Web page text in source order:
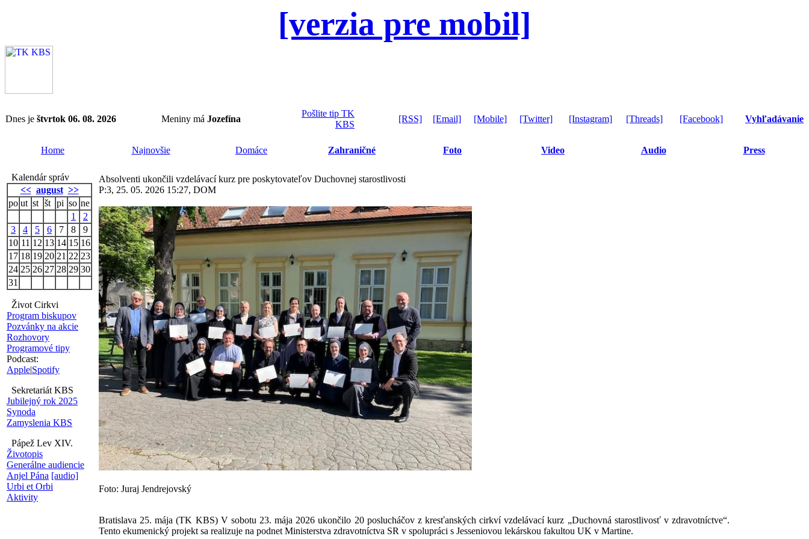
[verzia pre mobil]
Dnes je štvrtok 06. 08. 2026 Meniny má Jozefína
Pošlite tip TK
KBS
[RSS] [Email] [Mobile] [Twitter] [Instagram] [Threads] [Facebook] Vyhľadávanie
Home Najnovšie Domáce Zahraničné Foto Video Audio Press
Kalendár správ
<< august >>
po ut st št pi so ne
1
2
3
4 5 6 7 8
9
10 11 12 13 14 15 16
17 18 19 20 21 22 23
24 25 26 27 28 29 30
31
Život Cirkvi
Program biskupov
Pozvánky na akcie
Rozhovory
Programové tipy
Podcast:
Apple|Spotify
Sekretariát KBS
Jubilejný rok 2025
Synoda
Zamyslenia KBS
Pápež Lev XIV.
Životopis
Generálne audiencie
Anjel Pána [audio]
Urbi et Orbi
Aktivity
Absolventi ukončili vzdelávací kurz pre poskytovateľov Duchovnej starostlivosti
P:3, 25. 05. 2026 15:27, DOM
Foto: Juraj Jendrejovský
Bratislava 25. mája (TK KBS) V sobotu 23. mája 2026 ukončilo 20 poslucháčov z kresťanských cirkví vzdelávací kurz „Duchovná starostlivosť v zdravotníctve“.
Tento ekumenický projekt sa realizuje na podnet Ministerstva zdravotníctva SR v spolupráci s Jesseniovou lekárskou fakultou UK v Martine.